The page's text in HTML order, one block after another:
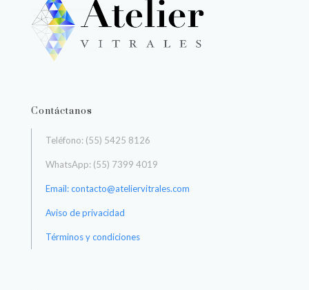
Contáctanos
Teléfono: (55) 5425 8126
WhatsApp: (55) 7399 4019
Email: contacto@ateliervitrales.com
Aviso de privacidad
Términos y condiciones